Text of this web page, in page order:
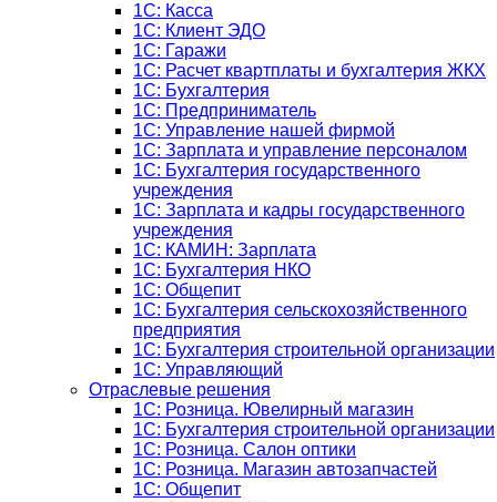
1C: Касса
1С: Клиент ЭДО
1С: Гаражи
1C: Расчет квартплаты и бухгалтерия ЖКХ
1C: Бухгалтерия
1C: Предприниматель
1C: Управление нашей фирмой
1C: Зарплата и управление персоналом
1C: Бухгалтерия государственного
учреждения
1C: Зарплата и кадры государственного
учреждения
1C: КАМИН: Зарплата
1C: Бухгалтерия НКО
1С: Общепит
1С: Бухгалтерия сельскохозяйст­венного
предприятия
1С: Бухгалтерия строительной организации
1С: Управляющий
Отраслевые решения
1С: Розница. Ювелирный магазин
1С: Бухгалтерия строительной организации
1С: Розница. Салон оптики
1С: Розница. Магазин автозапчастей
1C: Общепит